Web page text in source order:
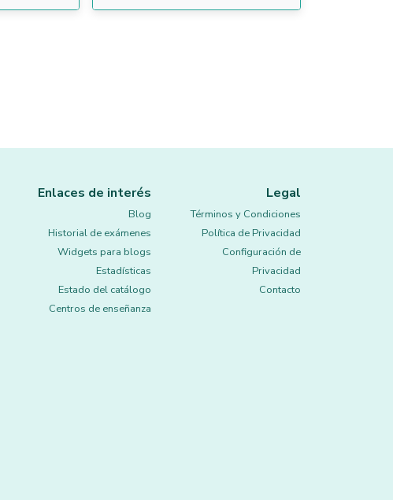
Enlaces de interés
Blog
Historial de exámenes
Widgets para blogs
Estadísticas
Estado del catálogo
Centros de enseñanza
Legal
Términos y Condiciones
Política de Privacidad
Configuración de
Privacidad
Contacto